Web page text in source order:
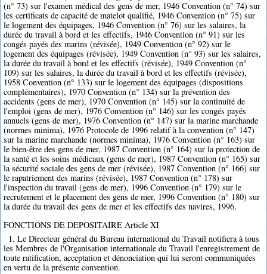
(n° 73) sur l'examen médical des gens de mer, 1946 Convention (n° 74) sur
les certificats de capacité de matelot qualifié, 1946 Convention (n° 75) sur
le logement des équipages, 1946 Convention (n° 76) sur les salaires, la
durée du travail à bord et les effectifs, 1946 Convention (n° 91) sur les
congés payés des marins (révisée), 1949 Convention (n° 92) sur le
logement des équipages (révisée), 1949 Convention (n° 93) sur les salaires,
la durée du travail à bord et les effectifs (révisée), 1949 Convention (n°
109) sur les salaires, la durée du travail à bord et les effectifs (révisée),
1958 Convention (n° 133) sur le logement des équipages (dispositions
complémentaires), 1970 Convention (n° 134) sur la prévention des
accidents (gens de mer), 1970 Convention (n° 145) sur la continuité de
l'emploi (gens de mer), 1976 Convention (n° 146) sur les congés payés
annuels (gens de mer), 1976 Convention (n° 147) sur la marine marchande
(normes minima), 1976 Protocole de 1996 relatif à la convention (n° 147)
sur la marine marchande (normes minima), 1976 Convention (n° 163) sur
le bien-être des gens de mer, 1987 Convention (n° 164) sur la protection de
la santé et les soins médicaux (gens de mer), 1987 Convention (n° 165) sur
la sécurité sociale des gens de mer (révisée), 1987 Convention (n° 166) sur
le rapatriement des marins (révisée), 1987 Convention (n° 178) sur
l'inspection du travail (gens de mer), 1996 Convention (n° 179) sur le
recrutement et le placement des gens de mer, 1996 Convention (n° 180) sur
la durée du travail des gens de mer et les effectifs des navires, 1996.
FONCTIONS DE DEPOSITAIRE Article XI
1. Le Directeur général du Bureau international du Travail notifiera à tous
les Membres de l'Organisation internationale du Travail l'enregistrement de
toute ratification, acceptation et dénonciation qui lui seront communiquées
en vertu de la présente convention.